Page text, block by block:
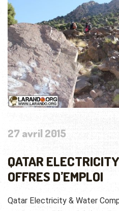
27 avril 2015
QATAR
OFFRES D’EMPLOI
Qatar Electricity & Water